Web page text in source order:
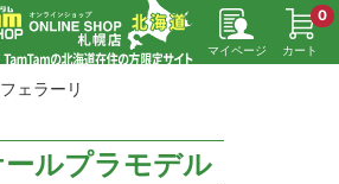
マイページ カート
0
フェラーリ
ルプラモデル